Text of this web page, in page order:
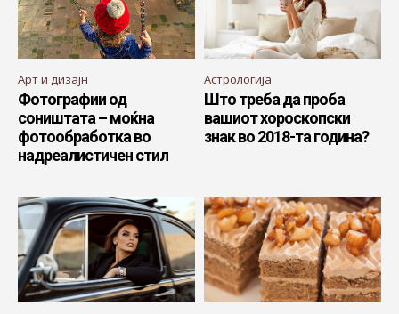
Арт и дизајн
Фотографии од
соништата – моќна
фотообработка во
надреалистичен стил
Астрологија
Што треба да проба
вашиот хороскопски
знак во 2018-та година?